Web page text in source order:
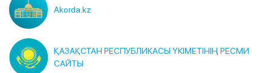
Akorda.kz
ҚАЗАҚСТАН РЕСПУБЛИКАСЫ ҮКІМЕТІНІҢ РЕСМИ
САЙТЫ